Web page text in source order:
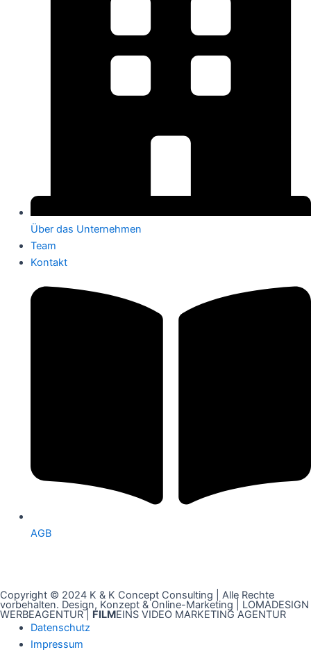
Über das Unternehmen
Team
Kontakt
AGB
Copyright © 2024 K & K Concept Consulting | Alle Rechte
vorbehalten. Design, Konzept & Online-Marketing | LOMADESIGN
WERBEAGENTUR| FILMEINS VIDEO MARKETING AGENTUR
Datenschutz
Impressum